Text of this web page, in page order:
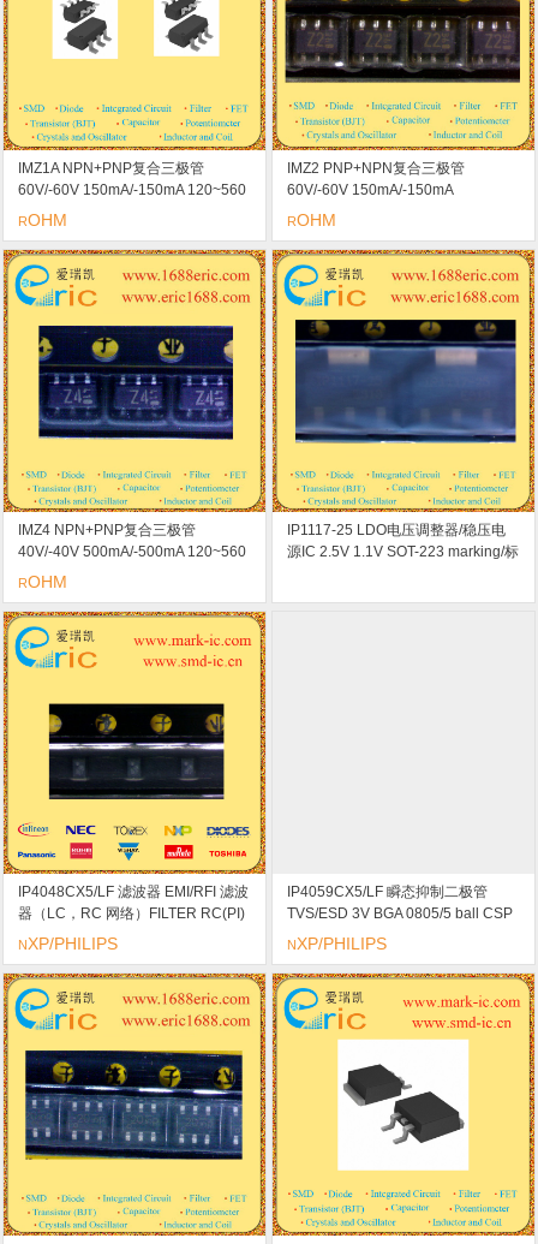
IMZ1A NPN+PNP复合三极管
60V/-60V 150mA/-150mA 120~560
SOT-163/SMT6/SC-74 标记Z1 用于
ROHM
IMZ2 PNP+NPN复合三极管
60V/-60V 150mA/-150mA
HEF=120~560 SOT-163/SMT6/SC-
ROHM
IMZ4 NPN+PNP复合三极管
40V/-40V 500mA/-500mA 120~560
SOT-163/SMT6/SC-74 标记Z4 用于
ROHM
IP1117-25 LDO电压调整器/稳压电
源IC 2.5V 1.1V SOT-223 marking/标
IP4048CX5/LF 滤波器 EMI/RFI 滤波
器（LC，RC 网络）FILTER RC(PI)
10 OHM/200PF SMD
NXP/PHILIPS
IP4059CX5/LF 瞬态抑制二极管
TVS/ESD 3V BGA 0805/5 ball CSP
标记s9
NXP/PHILIPS